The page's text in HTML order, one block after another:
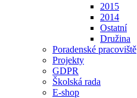
2015
2014
Ostatní
Družina
Poradenské pracoviště
Projekty
GDPR
Školská rada
E-shop